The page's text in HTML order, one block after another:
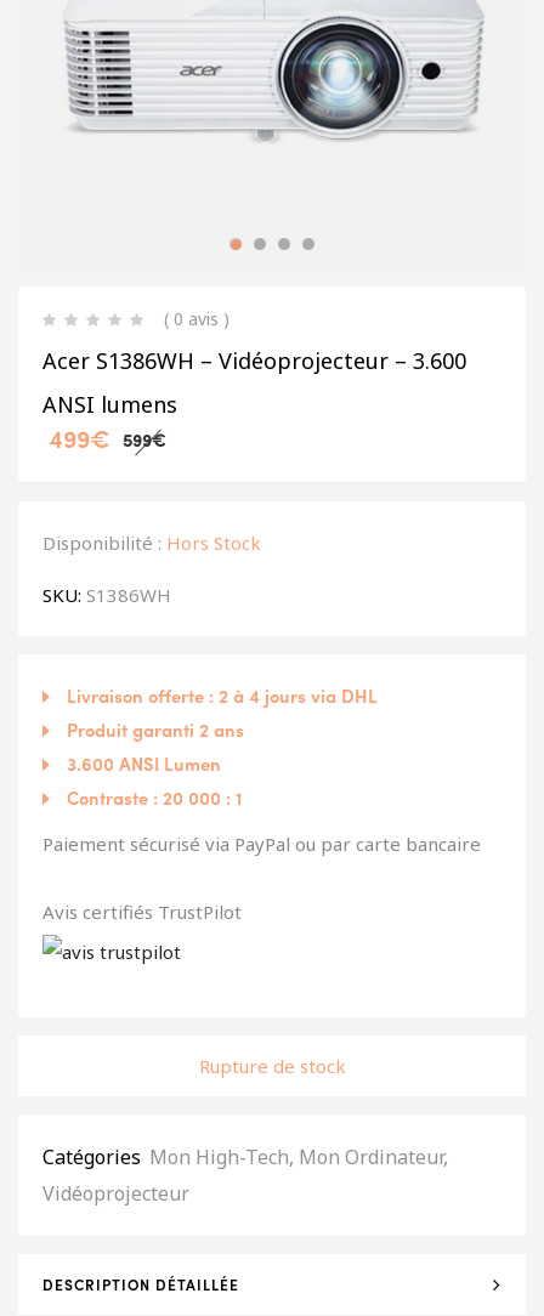
( 0 avis )
Acer S1386WH – Vidéoprojecteur – 3.600
ANSI lumens
599€
499€
Disponibilité : Hors Stock
SKU: S1386WH
Livraison offerte : 2 à 4 jours via DHL
Produit garanti 2 ans
3.600 ANSI Lumen
Contraste : 20 000 : 1
Paiement sécurisé via PayPal ou par carte bancaire
Avis certifiés TrustPilot
Rupture de stock
Catégories Mon High-Tech, Mon Ordinateur,
Vidéoprojecteur
DESCRIPTION DÉTAILLÉE